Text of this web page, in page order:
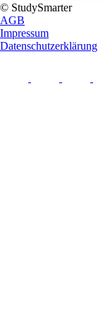
© StudySmarter
AGB
Impressum
Datenschutzerklärung